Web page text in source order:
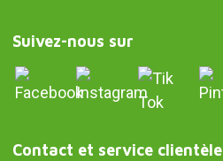
Suivez-nous sur
Contact et service clientèle